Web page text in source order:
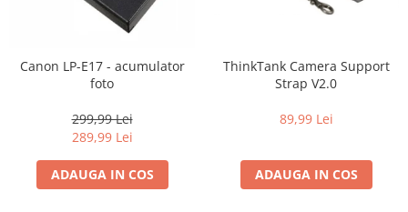
Acumulatori Foto
incarcatoare
Huse protectie acumulatori foto
Tablete grafice
Canon LP-E17 - acumulator
foto
299,99 Lei
289,99 Lei
ADAUGA IN COS
ThinkTank Camera Support
Strap V2.0
89,99 Lei
ADAUGA IN COS